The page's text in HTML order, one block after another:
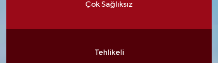
Çok Sağlıksız
Tehlikeli